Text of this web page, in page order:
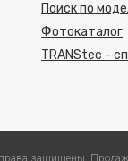
Поиск по
Фотокаталог
TRANStec -
защищены.